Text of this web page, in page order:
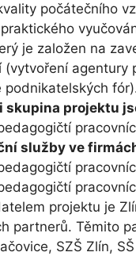
počátečního
je založen na
(vytvoření agentury
podnikatelských
skupina projektu
služby ve
projektu je
partnerů. Těmito
SZŠ Zlín,